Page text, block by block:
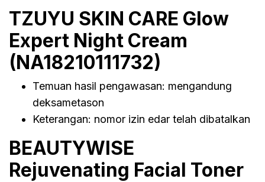
TZUYU SKIN CARE Glow
Expert Night Cream
(NA18210111732)
Temuan hasil pengawasan: mengandung
deksametason
Keterangan: nomor izin edar telah dibatalkan
BEAUTYWISE
Rejuvenating Facial Toner